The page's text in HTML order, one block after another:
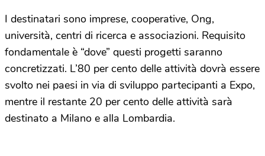
I destinatari sono imprese, cooperative, Ong,
università, centri di ricerca e associazioni. Requisito
fondamentale è “dove” questi progetti saranno
concretizzati. L’80 per cento delle attività dovrà essere
svolto nei paesi in via di sviluppo partecipanti a Expo,
mentre il restante 20 per cento delle attività sarà
destinato a Milano e alla Lombardia.